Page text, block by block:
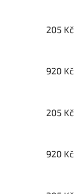
205 Kč
920 Kč
205 Kč
920 Kč